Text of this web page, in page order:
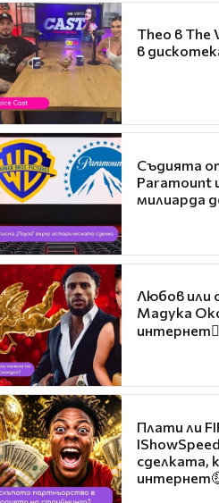
Theo в The
в
Съдията
Paramount
милиарда
Любов или
Мадука
Плати ли
сделката,